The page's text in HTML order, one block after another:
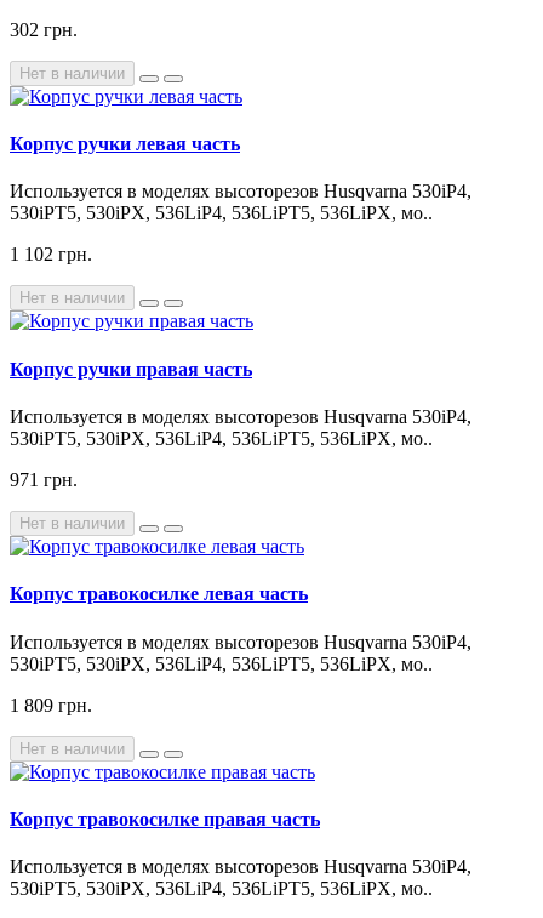
302 грн.
Нет в наличии
Корпус ручки левая часть
Используется в моделях высоторезов Husqvarna 530iP4,
530iPT5, 530iPX, 536LiP4, 536LiPT5, 536LiPX, мо..
1 102 грн.
Нет в наличии
Корпус ручки правая часть
Используется в моделях высоторезов Husqvarna 530iP4,
530iPT5, 530iPX, 536LiP4, 536LiPT5, 536LiPX, мо..
971 грн.
Нет в наличии
Корпус травокосилке левая часть
Используется в моделях высоторезов Husqvarna 530iP4,
530iPT5, 530iPX, 536LiP4, 536LiPT5, 536LiPX, мо..
1 809 грн.
Нет в наличии
Корпус травокосилке правая часть
Используется в моделях высоторезов Husqvarna 530iP4,
530iPT5, 530iPX, 536LiP4, 536LiPT5, 536LiPX, мо..